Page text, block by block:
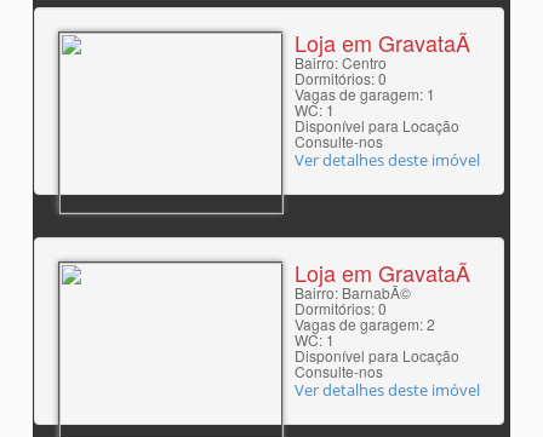
Loja em GravataÃ­
Bairro: Centro
Dormitórios: 0
Vagas de garagem: 1
WC: 1
Disponível para Locação
Consulte-nos
Ver detalhes deste imóvel
Loja em GravataÃ­
Bairro: BarnabÃ©
Dormitórios: 0
Vagas de garagem: 2
WC: 1
Disponível para Locação
Consulte-nos
Ver detalhes deste imóvel